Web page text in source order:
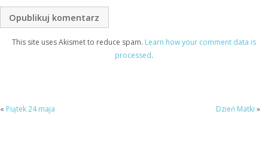
This site uses Akismet to reduce spam. Learn how your comment data is
processed.
« Piątek 24 maja Dzień Matki »